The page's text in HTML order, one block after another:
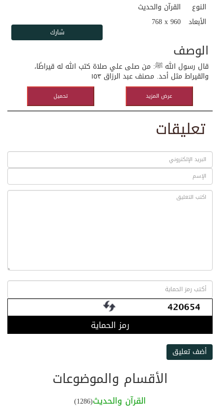
القرآن والحديث
النوع
768 x 960 الأبعاد
الوصف
قال رسول الله ﷺ: من صلى علي صلاة كتب الله له قيراطًا،
والقيراط مثل أحد. مصنف عبد الرزاق ١٥٣
تحميل عرض المزيد
تعليقات
رمز الحماية
أضف تعليق
الأقسام والموضوعات
القرآن والحديث(1286)